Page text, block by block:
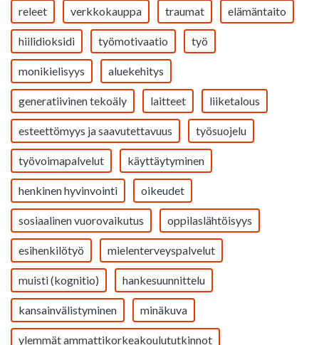
releet verkkokauppa traumat elämäntaito
hiilidioksidi työmotivaatio työ
monikielisyys aluekehitys
generatiivinen tekoäly laitteet liiketalous
esteettömyys ja saavutettavuus työsuojelu
työvoimapalvelut käyttäytyminen
henkinen hyvinvointi oikeudet
sosiaalinen vuorovaikutus oppilaslähtöisyys
esihenkilötyö mielenterveyspalvelut
muisti (kognitio) hankesuunnittelu
kansainvälistyminen minäkuva
ylemmät ammattikorkeakoulututkinnot